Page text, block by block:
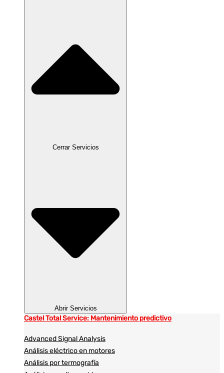
Cerrar Servicios
Abrir Servicios
Castel Total Service: Mantenimiento predictivo
Advanced Signal Analysis
Análisis eléctrico en motores
Análisis por termografía